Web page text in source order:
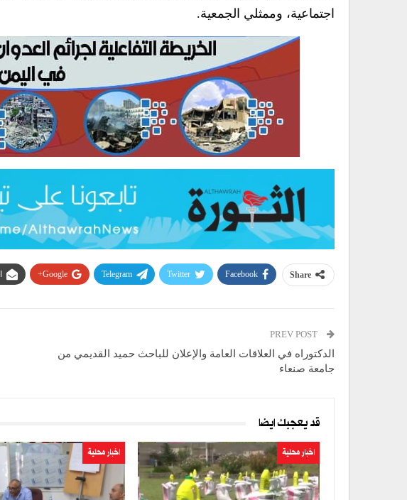
اجتماعية، وممثلي الجمعية.
Share
Facebook
Twitter
Telegram
Google+
الدكتوراه في العلاقات العامة والإعلان للباحث حميد القديمي من
جامعة صنعاء
قد يعجبك ايضا
اخبار محلية اخبار محلية